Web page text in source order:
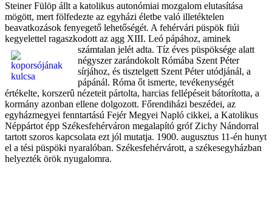
Steiner Fülöp állt a katolikus autonómiai mozgalom elutasítása
mögött, mert fölfedezte az egyházi életbe való illetéktelen
beavatkozások fenyegető lehetőségét. A fehérvári püspök fiúi
kegyelettel ragaszkodott az agg XIII. Leó pápához, aminek
számtalan jelét adta. Tíz éves püspöksége alatt
négyszer zarándokolt Rómába Szent Péter
sírjához, és tisztelgett Szent Péter utódjánál, a
pápánál. Róma őt ismerte, tevékenységét
értékelte, korszerû nézeteit pártolta, harcias fellépéseit bátorította, a
kormány azonban ellene dolgozott. Főrendiházi beszédei, az
egyházmegyei fenntartású Fejér Megyei Napló cikkei, a Katolikus
Néppártot épp Székesfehérváron megalapító gróf Zichy Nándorral
tartott szoros kapcsolata ezt jól mutatja. 1900. augusztus 11-én hunyt
el a tési püspöki nyaralóban. Székesfehérvárott, a székesegyházban
helyezték örök nyugalomra.